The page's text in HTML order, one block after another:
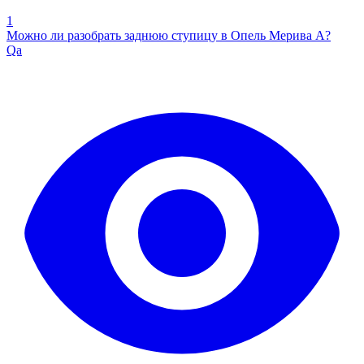
1
Можно ли разобрать заднюю ступицу в Опель Мерива А?
Qa